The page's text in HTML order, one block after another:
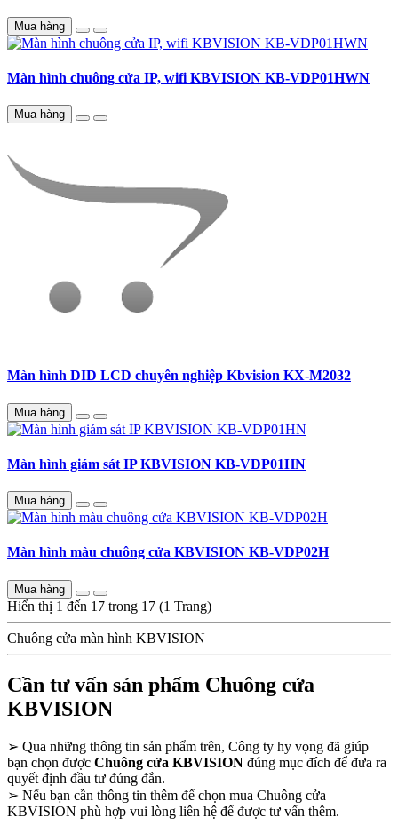
Mua hàng
Màn hình chuông cửa IP, wifi KBVISION KB-VDP01HWN
Mua hàng
Màn hình DID LCD chuyên nghiệp Kbvision KX-M2032
Mua hàng
Màn hình giám sát IP KBVISION KB-VDP01HN
Mua hàng
Màn hình màu chuông cửa KBVISION KB-VDP02H
Mua hàng
Hiển thị 1 đến 17 trong 17 (1 Trang)
Chuông cửa màn hình KBVISION
Cần tư vấn sản phẩm Chuông cửa
KBVISION
➢ Qua những thông tin sản phẩm trên, Công ty hy vọng đã giúp
bạn chọn được Chuông cửa KBVISION đúng mục đích để đưa ra
quyết định đầu tư đúng đắn.
➢ Nếu bạn cần thông tin thêm để chọn mua Chuông cửa
KBVISION phù hợp vui lòng liên hệ để được tư vấn thêm.